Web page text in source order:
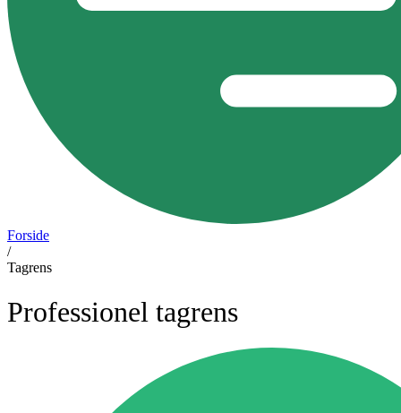
Forside
/
Tagrens
Professionel tagrens